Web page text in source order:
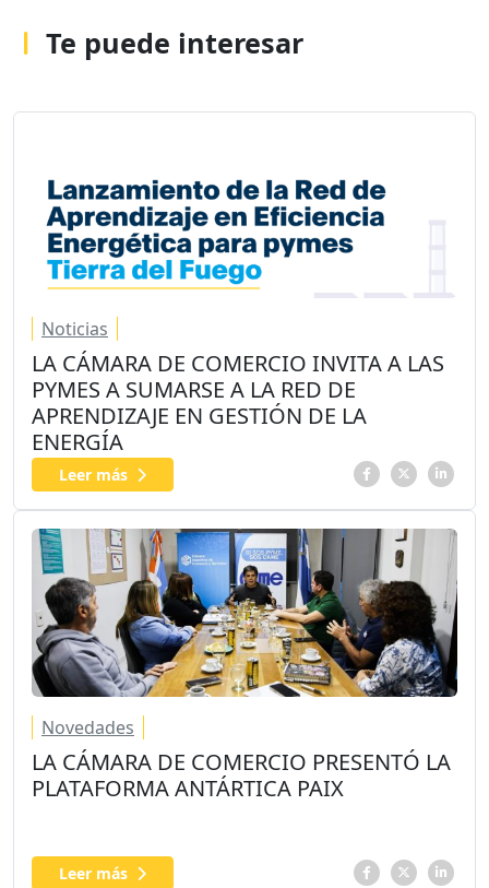
Te puede interesar
Noticias
LA CÁMARA DE COMERCIO INVITA A LAS
PYMES A SUMARSE A LA RED DE
APRENDIZAJE EN GESTIÓN DE LA
ENERGÍA
Leer más
Novedades
LA CÁMARA DE COMERCIO PRESENTÓ LA
PLATAFORMA ANTÁRTICA PAIX
Leer más